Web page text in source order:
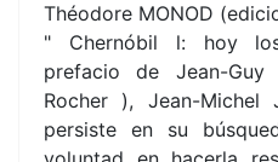
Théodore MONOD
" Chernóbil l: hoy
prefacio de Jean-Guy
Rocher ), Jean-Michel
persiste en su